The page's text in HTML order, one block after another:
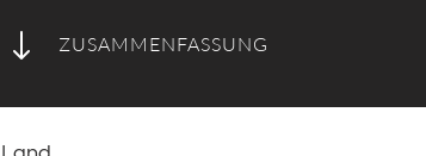
" ZUSAMMENFASSUNG